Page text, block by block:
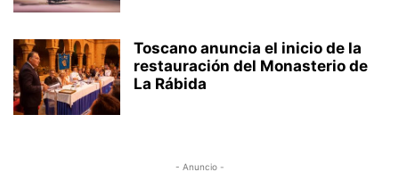
Toscano anuncia el inicio de la
restauración del Monasterio de
La Rábida
- Anuncio -